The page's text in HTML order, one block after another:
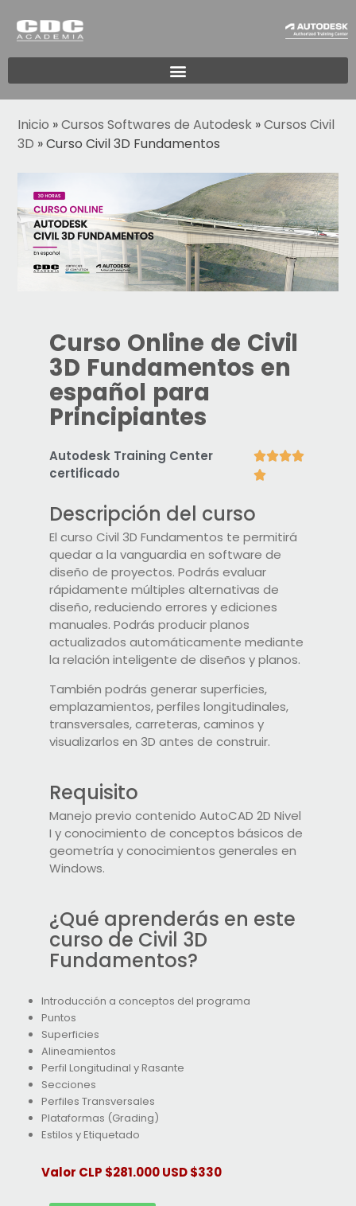
Inicio »Cursos Softwares de Autodesk »Cursos Civil
3D »Curso Civil 3D Fundamentos
Curso Online de Civil
3D Fundamentos en
español para
Principiantes
Autodesk Training Center
certificado


Descripción del curso
El curso Civil 3D Fundamentos te permitirá
quedar a la vanguardia en software de
diseño de proyectos. Podrás evaluar
rápidamente múltiples alternativas de
diseño, reduciendo errores y ediciones
manuales. Podrás producir planos
actualizados automáticamente mediante
la relación inteligente de diseños y planos.
También podrás generar superficies,
emplazamientos, perfiles longitudinales,
transversales, carreteras, caminos y
visualizarlos en 3D antes de construir.
Requisito
Manejo previo contenido AutoCAD 2D Nivel
I y conocimiento de conceptos básicos de
geometría y conocimientos generales en
Windows.
¿Qué aprenderás en este
curso de Civil 3D
Fundamentos?
Introducción a conceptos del programa
Puntos
Superficies
Alineamientos
Perfil Longitudinal y Rasante
Secciones
Perfiles Transversales
Plataformas (Grading)
Estilos y Etiquetado
Valor CLP $281.000 USD $330